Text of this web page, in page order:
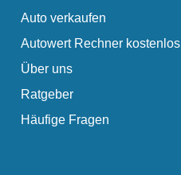
Auto verkaufen
Autowert Rechner kostenlos
Über uns
Ratgeber
Häufige Fragen